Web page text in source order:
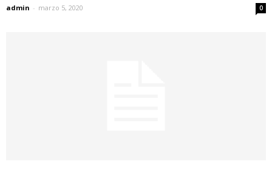
admin - marzo 5, 2020 0